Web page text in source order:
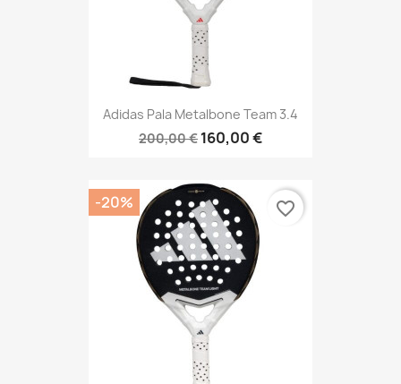
Adidas Pala Metalbone Team 3.4
200,00 € 160,00 €
-20% favorite_border